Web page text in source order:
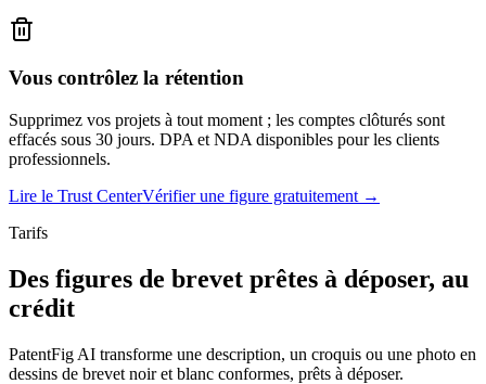
Vous contrôlez la rétention
Supprimez vos projets à tout moment ; les comptes clôturés sont
effacés sous 30 jours. DPA et NDA disponibles pour les clients
professionnels.
Lire le Trust CenterVérifier une figure gratuitement →
Tarifs
Des figures de brevet prêtes à déposer, au
crédit
PatentFig AI transforme une description, un croquis ou une photo en
dessins de brevet noir et blanc conformes, prêts à déposer.